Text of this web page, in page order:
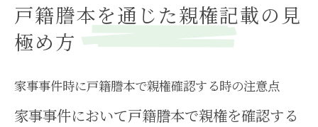
戸籍謄本を通じた親権記載の見
極め方
家事事件時に戸籍謄本で親権確認する時の注意点
家事事件において戸籍謄本で親権を確認する